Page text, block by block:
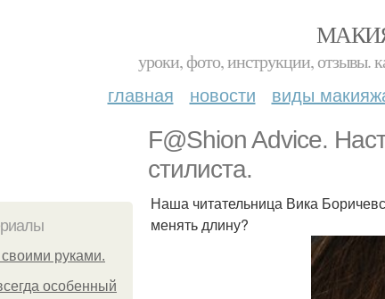
уроки, фото, инструкции, отзывы.
главная новости виды
F@Shion Advice.
стилиста.
руками.
особенный
Наша читательница Вика
менять длину?